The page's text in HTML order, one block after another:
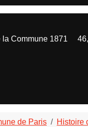
de Paris Histoire
la Commune 1871